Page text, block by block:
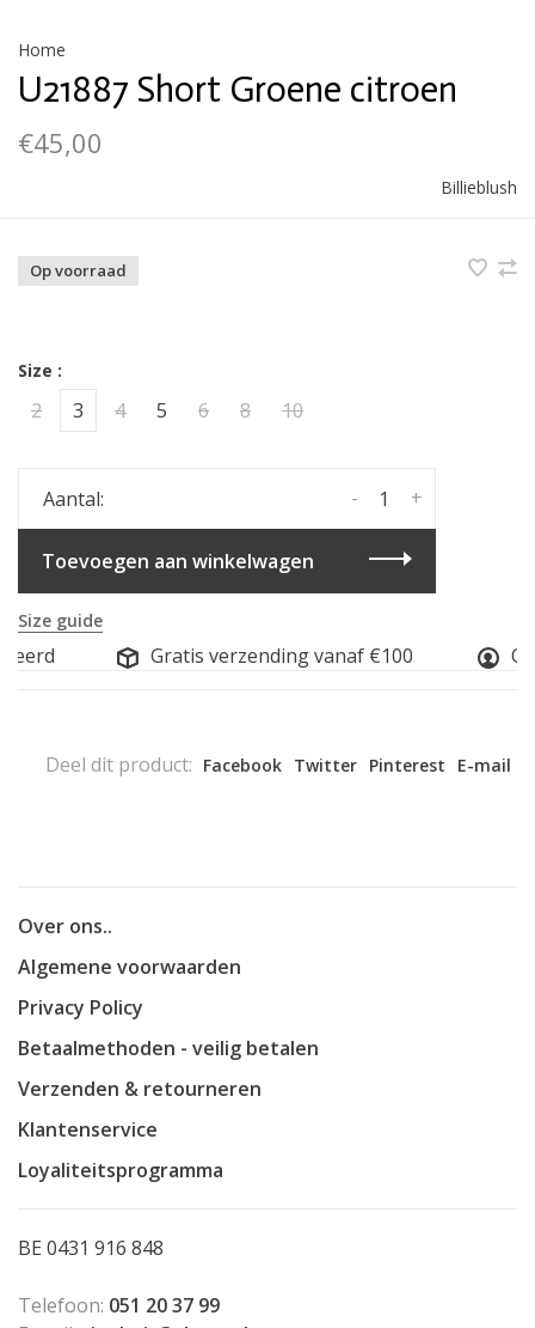
Home
U21887 Short Groene citroen
€45,00
Billieblush
Op voorraad
Size :
2 3 4 5 6 8 10
Aantal: +
-
Toevoegen aan winkelwagen
Size guide
Gratis verzending vanaf €100
Deel dit product: Facebook Twitter Pinterest E-mail
Over ons..
Algemene voorwaarden
Privacy Policy
Betaalmethoden - veilig betalen
Verzenden & retourneren
Klantenservice
Loyaliteitsprogramma
BE 0431 916 848
Telefoon: 051 20 37 99